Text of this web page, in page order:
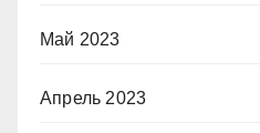
Май 2023
Апрель 2023